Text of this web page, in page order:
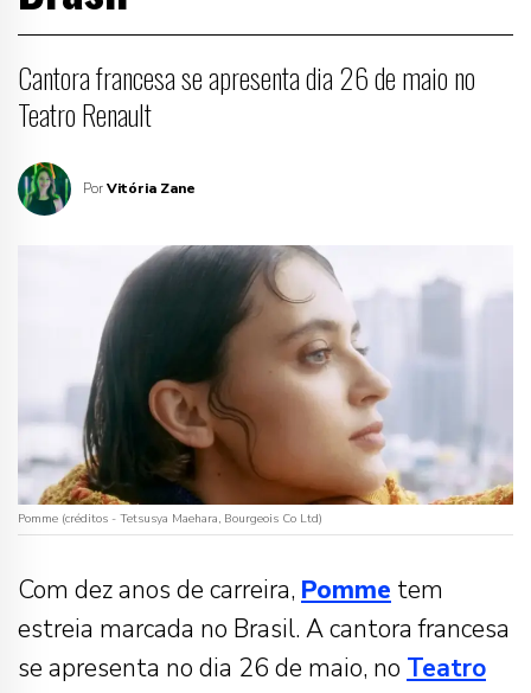
Cantora francesa se apresenta dia 26 de maio no
Teatro Renault
PorVitória Zane
Pomme (créditos - Tetsusya Maehara, Bourgeois Co Ltd)
Com dez anos de carreira, Pomme tem
estreia marcada no Brasil. A cantora francesa
se apresenta no dia 26 de maio, no Teatro